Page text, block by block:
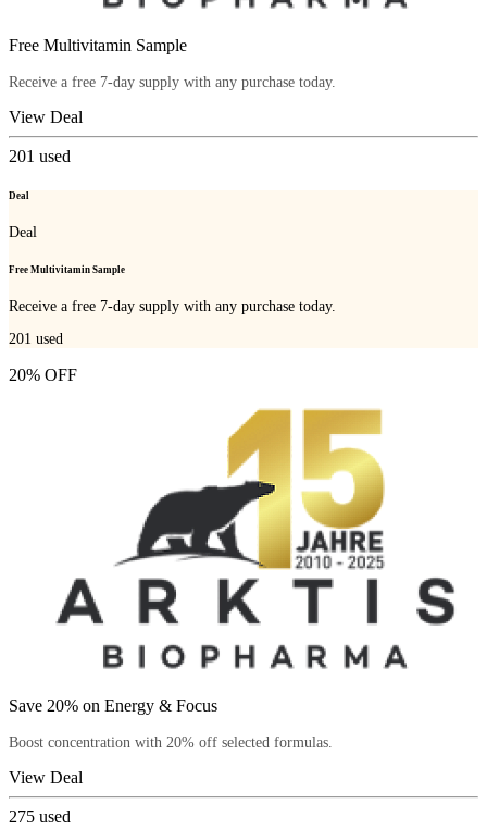
Free Multivitamin Sample
Receive a free 7-day supply with any purchase today.
View Deal
201 used
Deal
Deal
Free Multivitamin Sample
Receive a free 7-day supply with any purchase today.
201 used
20% OFF
Save 20% on Energy & Focus
Boost concentration with 20% off selected formulas.
View Deal
275 used